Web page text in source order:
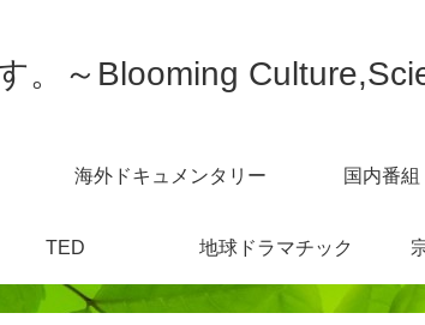
。～Blooming
海外ドキュメンタリー 国内番組
TED 地球ドラマチック